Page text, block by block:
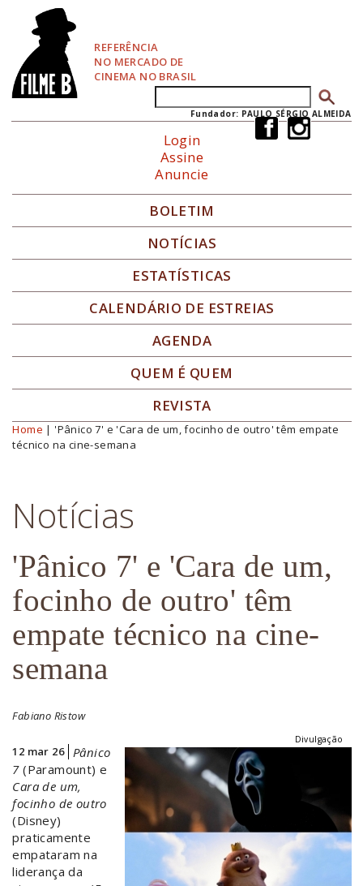
REFERÊNCIA
NO MERCADO DE
CINEMA NO BRASIL
Formulário de busca
Fundador: PAULO SÉRGIO ALMEIDA
Login
Assine
Anuncie
BOLETIM
NOTÍCIAS
ESTATÍSTICAS
CALENDÁRIO DE ESTREIAS
AGENDA
QUEM É QUEM
REVISTA
Você está aqui
Home | 'Pânico 7' e 'Cara de um, focinho de outro' têm empate
técnico na cine-semana
Notícias
'Pânico 7' e 'Cara de um,
focinho de outro' têm
empate técnico na cine-
semana
Fabiano Ristow
12 mar 26
Divulgação
Pânico
7(Paramount) e
Cara de um,
focinho de outro
(Disney)
praticamente
empataram na
liderança da